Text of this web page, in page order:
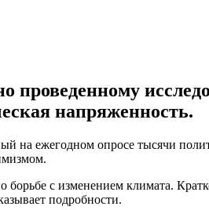
проведенному
напряженность.
ежегодном опросе тысячи
с изменением климата.
подробности.